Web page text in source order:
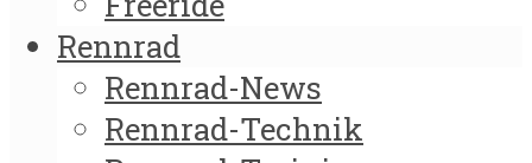
Rennrad
Rennrad-News
Rennrad-Technik